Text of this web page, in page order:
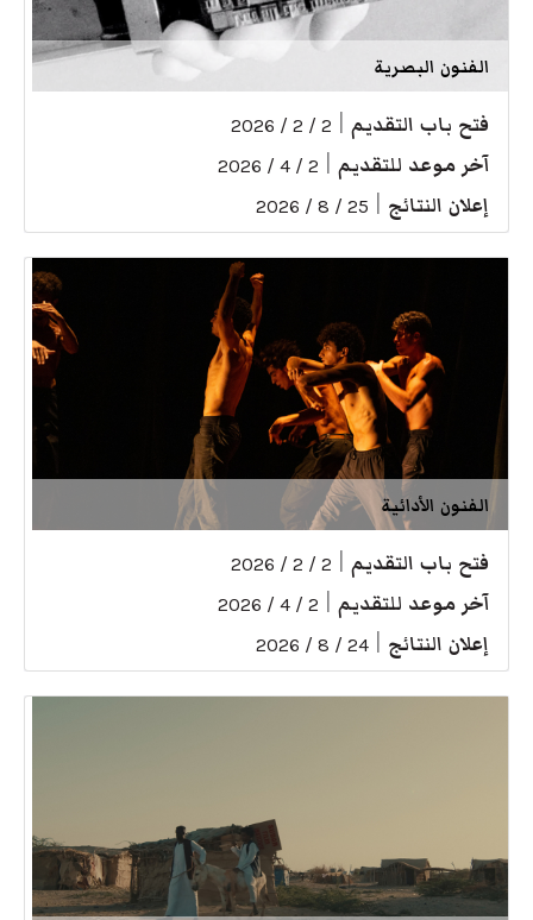
الفنون البصرية
فتح باب التقديم 2 / 2 / 2026
آخر موعد للتقديم 2 / 4 / 2026
إعلان النتائج 25 / 8 / 2026
الفنون الأدائية
فتح باب التقديم 2 / 2 / 2026
آخر موعد للتقديم 2 / 4 / 2026
إعلان النتائج 24 / 8 / 2026